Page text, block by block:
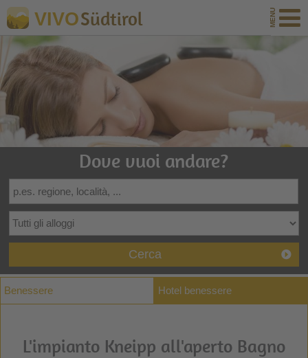
VIVOSüdtirol
Dove vuoi andare?
Cerca
Benessere Hotel benessere
L'impianto Kneipp all'aperto Bagno